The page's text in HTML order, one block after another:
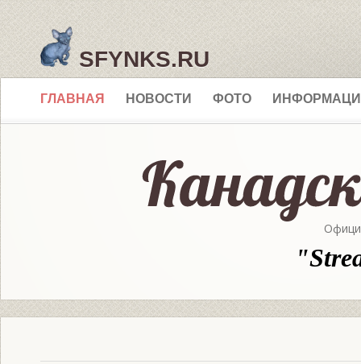
SFYNKS.RU
ГЛАВНАЯ НОВОСТИ ФОТО